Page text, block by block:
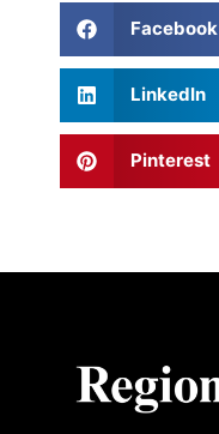
Facebook
LinkedIn
Pinterest